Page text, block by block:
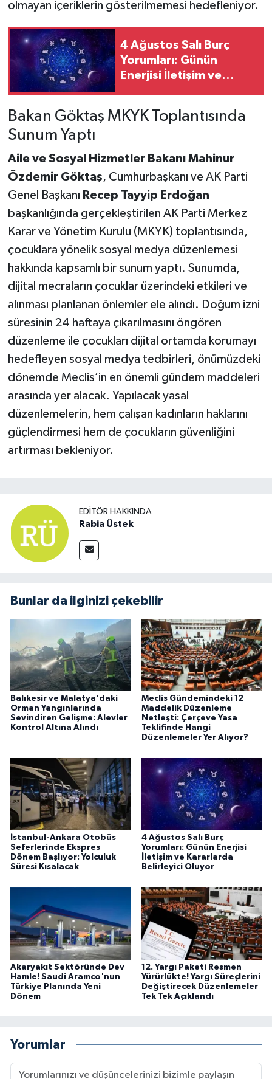
olmayan içeriklerin gösterilmemesi hedefleniyor.
4 Ağustos Salı Burç
Yorumları: Günün
Enerjisi İletişim ve
Bakan Göktaş MKYK Toplantısında
Sunum Yaptı
Aile ve Sosyal Hizmetler Bakanı Mahinur
Özdemir Göktaş, Cumhurbaşkanı ve AK Parti
Genel Başkanı Recep Tayyip Erdoğan
başkanlığında gerçekleştirilen AK Parti Merkez
Karar ve Yönetim Kurulu (MKYK) toplantısında,
çocuklara yönelik sosyal medya düzenlemesi
hakkında kapsamlı bir sunum yaptı. Sunumda,
dijital mecraların çocuklar üzerindeki etkileri ve
alınması planlanan önlemler ele alındı. Doğum izni
süresinin 24 haftaya çıkarılmasını öngören
düzenleme ile çocukları dijital ortamda korumayı
hedefleyen sosyal medya tedbirleri, önümüzdeki
dönemde Meclis’in en önemli gündem maddeleri
arasında yer alacak. Yapılacak yasal
düzenlemelerin, hem çalışan kadınların haklarını
güçlendirmesi hem de çocukların güvenliğini
artırması bekleniyor.
EDITÖR HAKKINDA
Rabia Üstek
Bunlar da ilginizi çekebilir
Balıkesir ve Malatya'daki
Orman Yangınlarında
Sevindiren Gelişme: Alevler
Kontrol Altına Alındı
Meclis Gündemindeki 12
Maddelik Düzenleme
Netleşti: Çerçeve Yasa
Teklifinde Hangi
Düzenlemeler Yer Alıyor?
İstanbul-Ankara Otobüs
Seferlerinde Ekspres
Dönem Başlıyor: Yolculuk
Süresi Kısalacak
4 Ağustos Salı Burç
Yorumları: Günün Enerjisi
İletişim ve Kararlarda
Belirleyici Oluyor
Akaryakıt Sektöründe Dev
Hamle! Saudi Aramco'nun
Türkiye Planında Yeni
Dönem
12. Yargı Paketi Resmen
Yürürlükte! Yargı Süreçlerini
Değiştirecek Düzenlemeler
Tek Tek Açıklandı
Yorumlar